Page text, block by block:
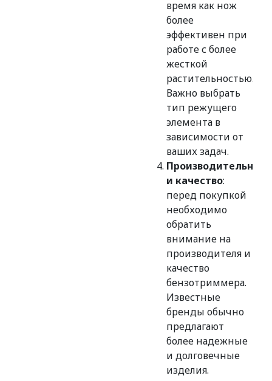
время как нож
более
эффективен при
работе с более
жесткой
растительностью.
Важно выбрать
тип режущего
элемента в
зависимости от
ваших задач.
и качество:
перед покупкой
необходимо
обратить
внимание на
производителя и
качество
бензотриммера.
Известные
бренды обычно
предлагают
более надежные
и долговечные
изделия.